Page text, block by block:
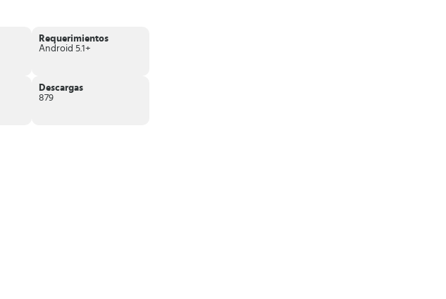
Requerimientos
Android 5.1+
Descargas
879